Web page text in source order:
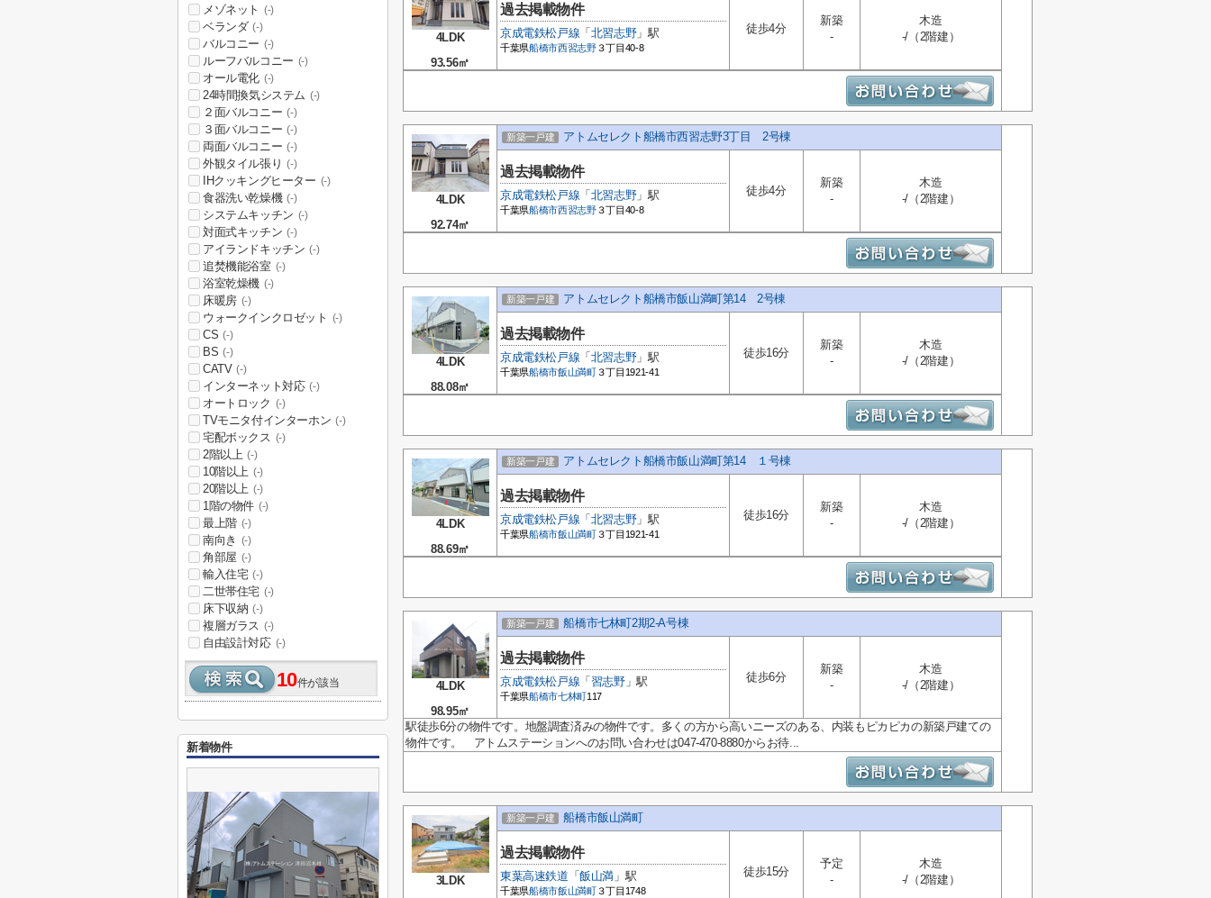
4LDK
93.56㎡
過去掲載物件
京成電鉄松戸線 「 北習志野」駅
千葉県船橋市西習志野３丁目40-8
徒歩4分
新築
-
木造
-/（2階建）
4LDK
92.74㎡
新築一戸建 アトムセレクト船橋市西習志野3丁目 2号棟
過去掲載物件
京成電鉄松戸線 「 北習志野」駅
千葉県船橋市西習志野３丁目40-8
徒歩4分
新築
-
木造
-/（2階建）
4LDK
88.08㎡
新築一戸建 アトムセレクト船橋市飯山満町第14 2号棟
過去掲載物件
京成電鉄松戸線 「 北習志野」駅
千葉県船橋市飯山満町 ３丁目1921-41
徒歩16分
新築
-
木造
-/（2階建）
4LDK
88.69㎡
新築一戸建 アトムセレクト船橋市飯山満町第14 １号棟
過去掲載物件
京成電鉄松戸線 「 北習志野」駅
千葉県船橋市飯山満町 ３丁目1921-41
徒歩16分
新築
-
木造
-/（2階建）
4LDK
98.95㎡
新築一戸建 船橋市七林町2期2-A号棟
過去掲載物件
京成電鉄松戸線 「 習志野」駅
千葉県船橋市七林町117
徒歩6分
新築
-
木造
-/（2階建）
駅徒歩6分の物件です。地盤調査済みの物件です。多くの方から高いニーズのある、内装もピカピカの新築戸建ての
物件です。 アトムステーションへのお問い合わせは047-470-8880からお待...
3LDK
新築一戸建 船橋市飯山満町
過去掲載物件
東葉高速鉄道 「飯山満 」駅
千葉県船橋市飯山満町 ３丁目1748
徒歩15分
予定
-
木造
-/（2階建）
メゾネット (-)
ベランダ (-)
バルコニー (-)
ルーフバルコニー (-)
オール電化 (-)
24時間換気システム (-)
２面バルコニー (-)
３面バルコニー (-)
両面バルコニー (-)
外観タイル張り (-)
IHクッキングヒーター (-)
食器洗い乾燥機 (-)
システムキッチン (-)
対面式キッチン (-)
アイランドキッチン (-)
追焚機能浴室 (-)
浴室乾燥機 (-)
床暖房 (-)
ウォークインクロゼット (-)
CS (-)
BS (-)
CATV (-)
インターネット対応 (-)
オートロック (-)
TVモニタ付インターホン (-)
宅配ボックス (-)
2階以上 (-)
10階以上 (-)
20階以上 (-)
1階の物件 (-)
最上階 (-)
南向き (-)
角部屋 (-)
輸入住宅 (-)
二世帯住宅 (-)
床下収納 (-)
複層ガラス (-)
自由設計対応 (-)
10件が該当
新着物件